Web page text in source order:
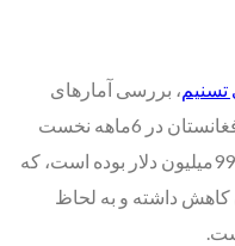
تسنیم، بررسی آمارهای
گمرک ایران نشان میدهد،‌ صادرات به افغانستان در 6ماهه نخست
سال 2میلیون و 516هرارتن به ارزش 999میلیون دلار بوده است، که
درصد در وزن کاهش داشته و به لحاظ